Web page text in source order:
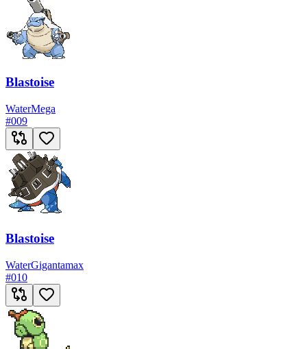
Blastoise
WaterMega
#009
Blastoise
WaterGigantamax
#010